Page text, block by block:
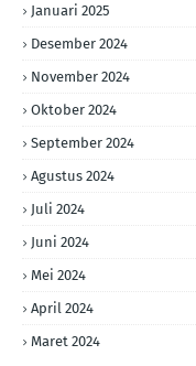
Januari 2025
Desember 2024
November 2024
Oktober 2024
September 2024
Agustus 2024
Juli 2024
Juni 2024
Mei 2024
April 2024
Maret 2024